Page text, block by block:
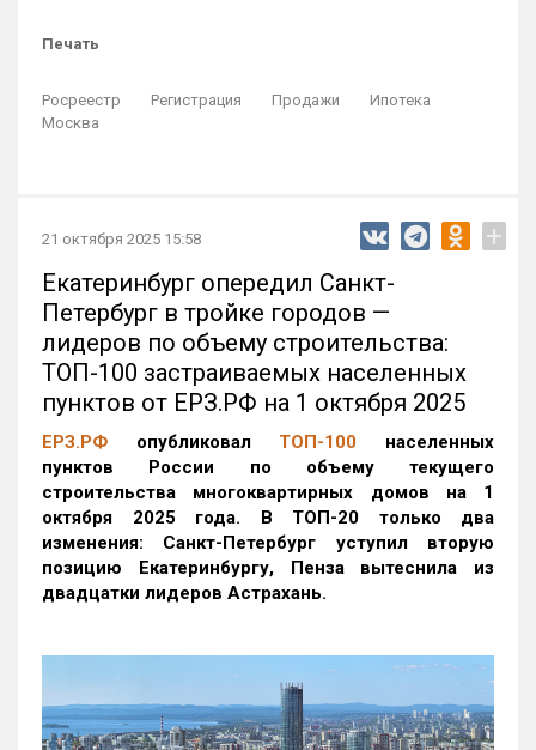
Печать
Росреестр Регистрация Продажи
Ипотека
Москва
21 октября 2025 15:58 +
Екатеринбург опередил Санкт-
Петербург в тройке городов —
лидеров по объему строительства:
ТОП-100 застраиваемых населенных
пунктов от ЕРЗ.РФ на 1 октября 2025
ЕРЗ.РФ опубликовал ТОП-100 населенных
пунктов России по объему текущего
строительства многоквартирных домов на 1
октября 2025 года. В ТОП-20 только два
изменения: Санкт-Петербург уступил вторую
позицию Екатеринбургу, Пенза вытеснила из
двадцатки лидеров Астрахань.